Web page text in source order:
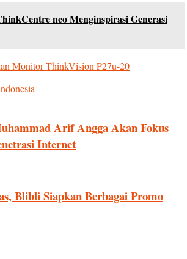
neo Menginspirasi Generasi
Monitor ThinkVision P27u-20
Arif Angga Akan Fokus
Internet
Blibli Siapkan Berbagai Promo